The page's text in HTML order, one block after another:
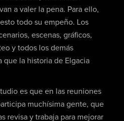
a valer la pena. Para ello,
todo su empeño. Los
escenas, gráficos,
y todos los demás
que la historia de Elgacia
es que en las reuniones
muchísima gente, que
revisa y trabaja para mejorar